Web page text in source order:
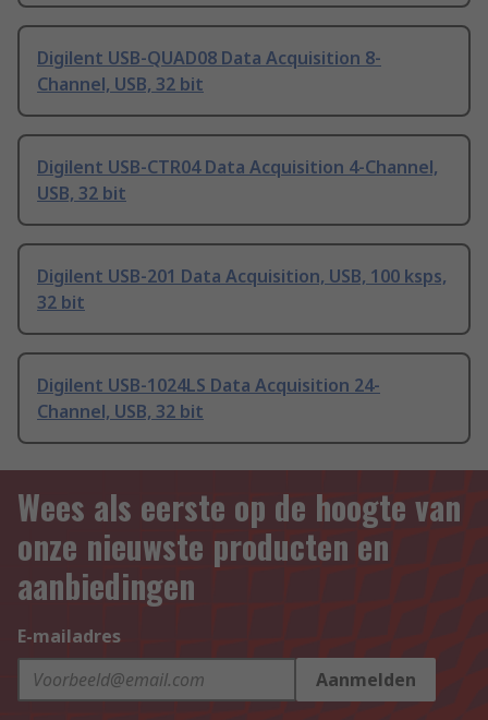
Digilent USB-QUAD08 Data Acquisition 8-
Channel, USB, 32 bit
Digilent USB-CTR04 Data Acquisition 4-Channel,
USB, 32 bit
Digilent USB-201 Data Acquisition, USB, 100 ksps,
32 bit
Digilent USB-1024LS Data Acquisition 24-
Channel, USB, 32 bit
Wees als eerste op de hoogte van
onze nieuwste producten en
aanbiedingen
E-mailadres
Aanmelden